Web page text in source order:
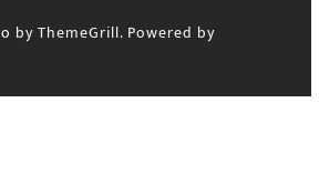
by ThemeGrill. Powered by